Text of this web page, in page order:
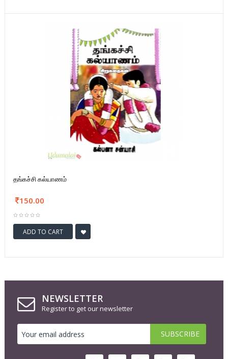
தங்கச்சி கல்யாணம்
150.00
ADD TO CART
NEWSLETTER
Register to get our newsletter